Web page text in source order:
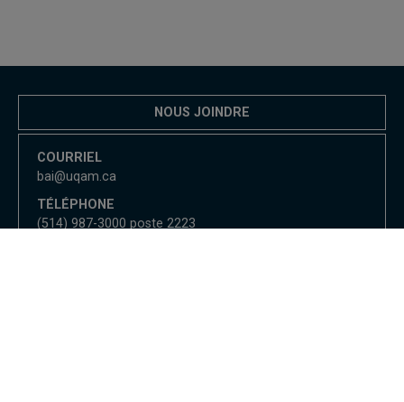
NOUS JOINDRE
COURRIEL
bai@uqam.ca
TÉLÉPHONE
(514) 987-3000 poste 2223